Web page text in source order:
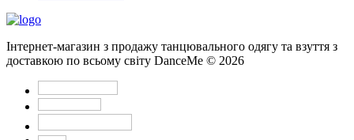
Інтернет-магазин з продажу танцювального одягу та взуття з
доставкою по всьому світу DanceMe © 2026